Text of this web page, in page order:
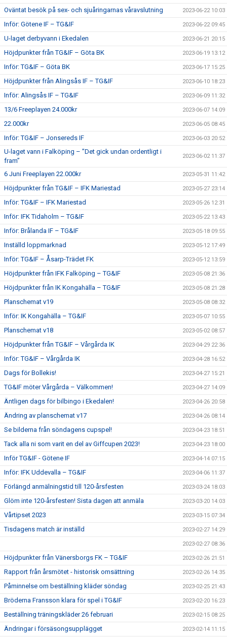
Oväntat besök på sex- och sjuåringarnas våravslutning 2023-06-22 10:03
Inför: Götene IF – TG&IF 2023-06-22 09:45
U-laget derbyvann i Ekedalen 2023-06-21 20:15
Höjdpunkter från TG&IF – Göta BK 2023-06-19 13:12
Inför: TG&IF – Göta BK 2023-06-17 15:25
Höjdpunkter från Alingsås IF – TG&IF 2023-06-10 18:23
Inför: Alingsås IF – TG&IF 2023-06-09 11:32
13/6 Freeplayen 24.000kr 2023-06-07 14:09
22.000kr 2023-06-05 08:45
Inför: TG&IF – Jonsereds IF 2023-06-03 20:52
U-laget vann i Falköping – ”Det gick undan ordentligt i
fram”
2023-06-02 11:37
6 Juni Freeplayen 22.000kr 2023-05-31 11:42
Höjdpunkter från TG&IF – IFK Mariestad 2023-05-27 23:14
Inför: TG&IF – IFK Mariestad 2023-05-26 12:31
Inför: IFK Tidaholm – TG&IF 2023-05-22 13:43
Inför: Brålanda IF – TG&IF 2023-05-18 09:55
Inställd loppmarknad 2023-05-12 17:49
Inför: TG&IF – Åsarp-Trädet FK 2023-05-12 13:59
Höjdpunkter från IFK Falköping – TG&IF 2023-05-08 21:36
Höjdpunkter från IK Kongahälla – TG&IF 2023-05-08 21:28
Planschemat v19 2023-05-08 08:32
Inför: IK Kongahälla – TG&IF 2023-05-07 10:55
Planschemat v18 2023-05-02 08:57
Höjdpunkter från TG&IF – Vårgårda IK 2023-04-29 22:36
Inför: TG&IF – Vårgårda IK 2023-04-28 16:52
Dags för Bollekis! 2023-04-27 15:21
TG&IF möter Vårgårda – Välkommen! 2023-04-27 14:09
Äntligen dags för bilbingo i Ekedalen! 2023-04-26 20:58
Ändring av planschemat v17 2023-04-26 08:14
Se bilderna från söndagens cupspel! 2023-04-23 18:51
Tack alla ni som varit en del av Giffcupen 2023! 2023-04-23 18:00
Inför TG&IF - Götene IF 2023-04-14 07:15
Inför: IFK Uddevalla – TG&IF 2023-04-06 11:37
Förlängd anmälningstid till 120-årsfesten 2023-03-24 18:03
Glöm inte 120-årsfesten! Sista dagen att anmäla 2023-03-20 14:03
Vårtipset 2023 2023-03-15 07:34
Tisdagens match är inställd 2023-02-27 14:29
2023-02-27 08:36
Höjdpunkter från Vänersborgs FK – TG&IF 2023-02-26 21:51
Rapport från årsmötet - historisk omsättning 2023-02-26 14:35
Påminnelse om beställning kläder söndag 2023-02-25 21:43
Bröderna Fransson klara för spel i TG&IF 2023-02-20 16:23
Beställning träningskläder 26 februari 2023-02-15 08:25
Ändringar i försäsongsupplägget 2023-02-14 11:15